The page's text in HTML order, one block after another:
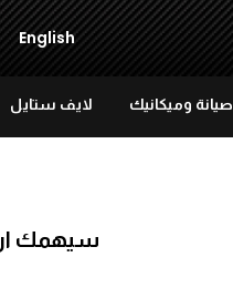
English
صيانة وميكانيك لايف ستايل
سيهمك